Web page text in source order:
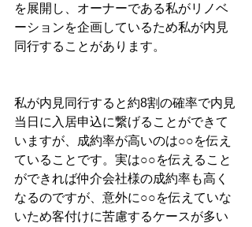
を展開し、オーナーである私がリノベ
ーションを企画しているため私が内見
同行することがあります。
私が内見同行すると約8割の確率で内見
当日に入居申込に繋げることができて
いますが、成約率が高いのは○○を伝え
ていることです。実は○○を伝えること
ができれば仲介会社様の成約率も高く
なるのですが、意外に○○を伝えていな
いため客付けに苦慮するケースが多い